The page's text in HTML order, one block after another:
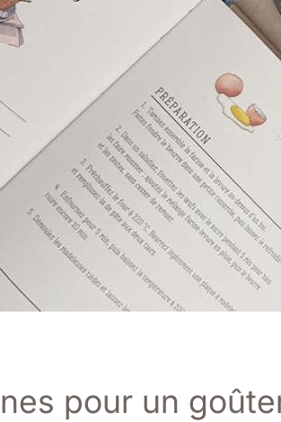
pour un